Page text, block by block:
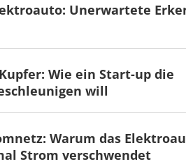
Unerwartete
Wie ein Start-up die
will
Warum das
Strom verschwendet